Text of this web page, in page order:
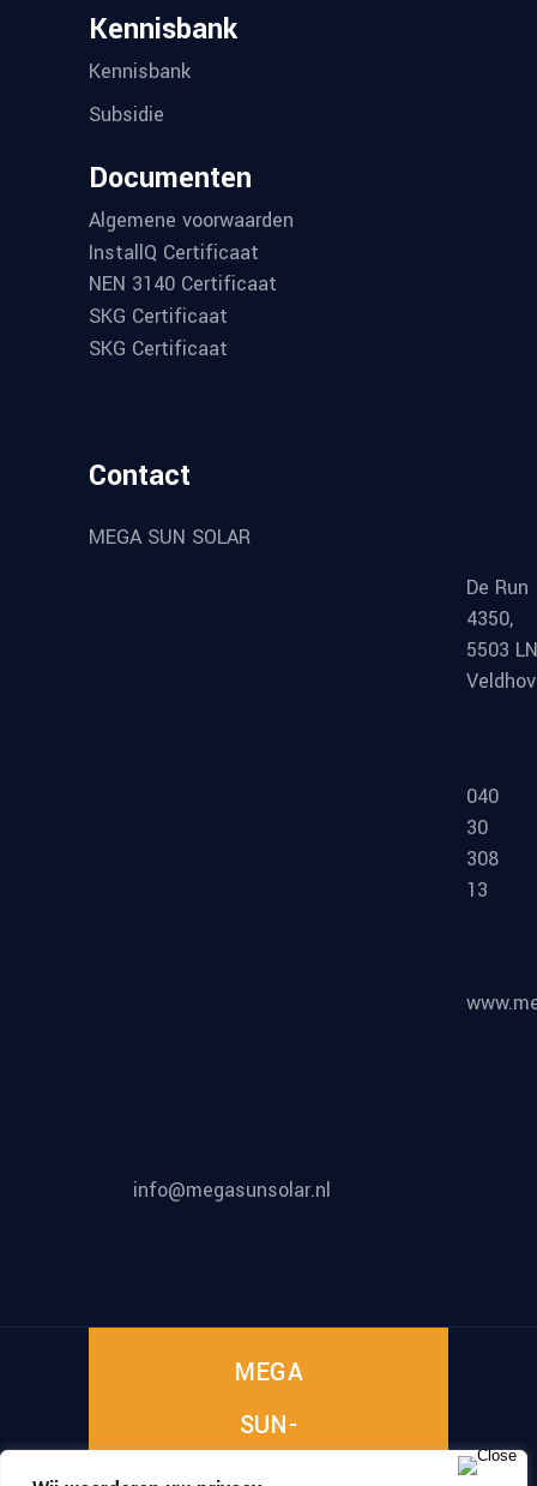
Kennisbank
Kennisbank
Subsidie
Documenten
Algemene voorwaarden
InstallQ Certificaat
NEN 3140 Certificaat
SKG Certificaat
SKG Certificaat
Contact
MEGA SUN SOLAR
De Run
4350,
5503 LN
040
30
308
13
info@megasunsolar.nl
MEGA
SUN-
SOLAR